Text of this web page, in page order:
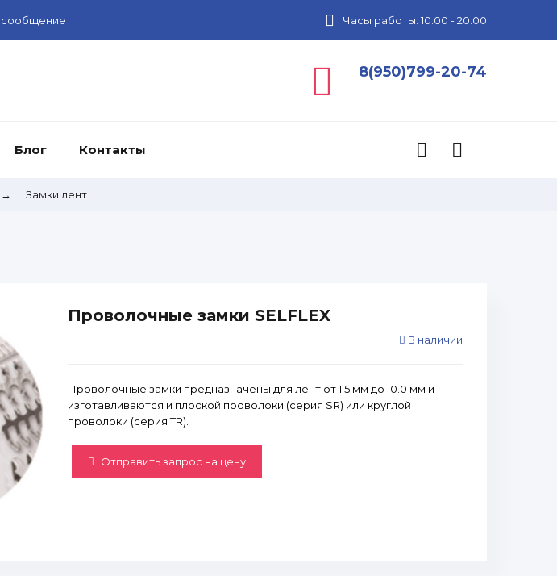
сообщение Часы работы: 10:00 - 20:00
8(950)799-20-74
Блог Контакты
→ Замки лент
Проволочные замки SELFLEX
В наличии
Проволочные замки предназначены для лент от 1.5 мм до 10.0 мм и
изготавливаются и плоской проволоки (серия SR) или круглой
проволоки (серия TR).
Отправить запрос на цену